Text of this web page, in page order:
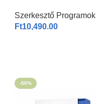
Szerkesztő Programok
Ft10,490.00
-50%